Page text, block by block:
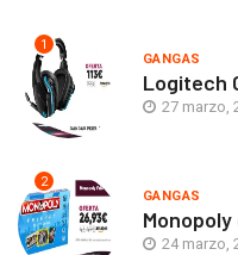
1
GANGAS
Logitech
27 marzo,
2
GANGAS
24 marzo,